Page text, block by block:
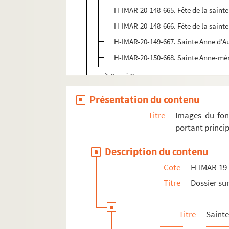
H-IMAR-20-148-665. Fête de la
H-IMAR-20-148-666. Fête de la
H-IMAR-20-149-667. Sainte Anne
H-IMAR-20-150-668. Sainte Anne-
Sacré Cœur
H-IMAR-21-6-22. Saint Iame Minon
Saint Philippe
H-IMAR-21-11-44. Saint Timothée
Saint Jean Baptiste
Saint Paul
H-IMAR-21-98-372. Les apôtres
Présentation du contenu
Titre
Images du
portant
Description du contenu
Cote
H-IMAR-
Titre
Dossier
Titre